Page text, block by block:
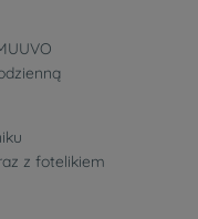
z fotelikiem